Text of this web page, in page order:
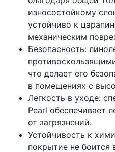
износостойкому
устойчиво к
механическим
Безопасность:
что делает его
в помещениях с
Легкость в уходе:
Pearl обеспечивает
от загрязнений.
Устойчивость к
покрытие не боится